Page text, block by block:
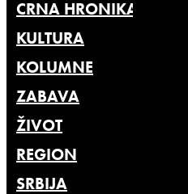
CRNA HRONIKA
KULTURA
KOLUMNE
ZABAVA
ŽIVOT
REGION
SRBIJA